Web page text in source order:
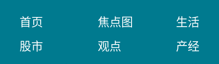
首页 焦点图
生活
股市
观点
产经